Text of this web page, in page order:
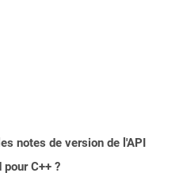
notes de version de l'API
C++ ?